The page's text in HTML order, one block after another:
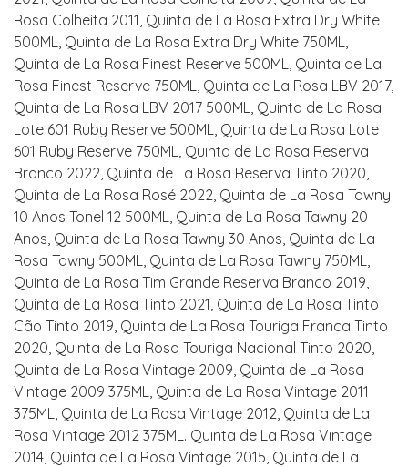
Rosa Colheita 2011, Quinta de La Rosa Extra Dry White
500ML, Quinta de La Rosa Extra Dry White 750ML,
Quinta de La Rosa Finest Reserve 500ML, Quinta de La
Rosa Finest Reserve 750ML, Quinta de La Rosa LBV 2017,
Quinta de La Rosa LBV 2017 500ML, Quinta de La Rosa
Lote 601 Ruby Reserve 500ML, Quinta de La Rosa Lote
601 Ruby Reserve 750ML, Quinta de La Rosa Reserva
Branco 2022, Quinta de La Rosa Reserva Tinto 2020,
Quinta de La Rosa Rosé 2022, Quinta de La Rosa Tawny
10 Anos Tonel 12 500ML, Quinta de La Rosa Tawny 20
Anos, Quinta de La Rosa Tawny 30 Anos, Quinta de La
Rosa Tawny 500ML, Quinta de La Rosa Tawny 750ML,
Quinta de La Rosa Tim Grande Reserva Branco 2019,
Quinta de La Rosa Tinto 2021, Quinta de La Rosa Tinto
Cão Tinto 2019, Quinta de La Rosa Touriga Franca Tinto
2020, Quinta de La Rosa Touriga Nacional Tinto 2020,
Quinta de La Rosa Vintage 2009, Quinta de La Rosa
Vintage 2009 375ML, Quinta de La Rosa Vintage 2011
375ML, Quinta de La Rosa Vintage 2012, Quinta de La
Rosa Vintage 2012 375ML. Quinta de La Rosa Vintage
2014, Quinta de La Rosa Vintage 2015, Quinta de La